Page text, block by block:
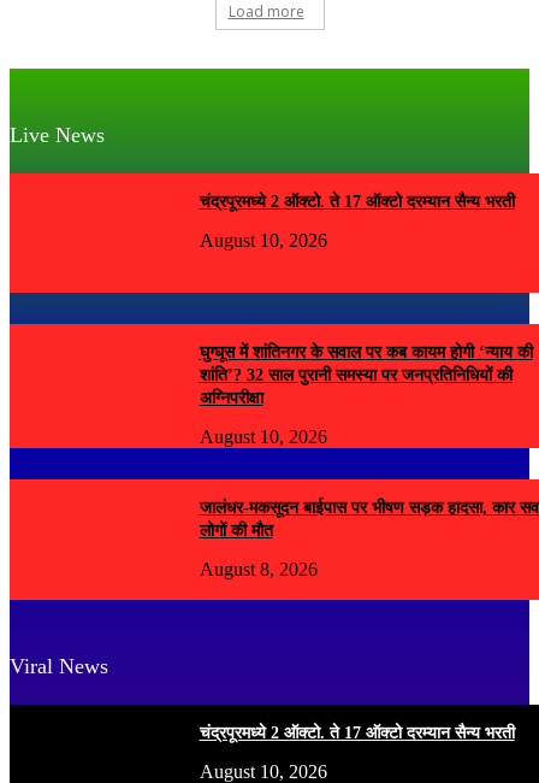
Load more
Live News
चंद्रपूरमध्ये 2 ऑक्टो. ते 17 ऑक्टो दरम्यान सैन्य भरती
August 10, 2026
घुग्घूस में शांतिनगर के सवाल पर कब कायम होगी ‘न्याय की
शांति’? 32 साल पुरानी समस्या पर जनप्रतिनिधियों की
अग्निपरीक्षा
August 10, 2026
जालंधर-मकसूदन बाईपास पर भीषण सड़क हादसा, कार
लोगों की मौत
August 8, 2026
Viral News
चंद्रपूरमध्ये 2 ऑक्टो. ते 17 ऑक्टो दरम्यान सैन्य भरती
August 10, 2026